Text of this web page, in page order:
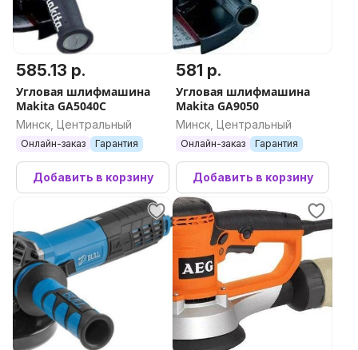
585.13 р.
Угловая шлифмашина
Makita GA5040C
Минск, Центральный
Онлайн-заказ Гарантия
Добавить в корзину
581 р.
Угловая шлифмашина
Makita GA9050
Минск, Центральный
Онлайн-заказ Гарантия
Добавить в корзину